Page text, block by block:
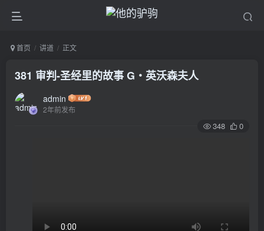
首页 讲道 正文
381 审判-圣经里的故事 G‧英沃森夫人
admin
2年前发布
348 0